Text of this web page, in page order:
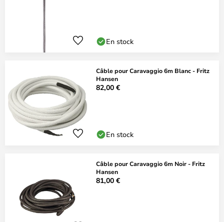
En stock
Câble pour Caravaggio 6m Blanc - Fritz
Hansen
82,00 €
En stock
Câble pour Caravaggio 6m Noir - Fritz
Hansen
81,00 €